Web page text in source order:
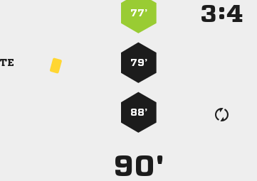
77’ :
79’
88’
90'